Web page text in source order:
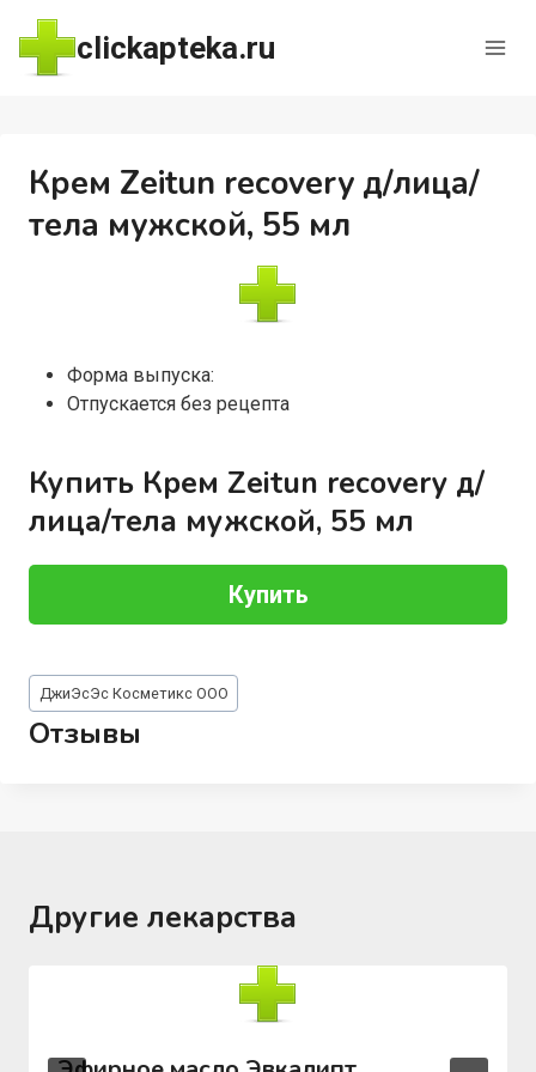
Перейти
содержимому
clickapteka.ru
Крем Zeitun recovery д/лица/
тела мужской, 55 мл
Форма выпуска:
Отпускается без рецепта
Купить Крем Zeitun recovery д/
лица/тела мужской, 55 мл
Купить
Метки
записи:
ДжиЭсЭс Косметикс ООО
Отзывы
Другие лекарства